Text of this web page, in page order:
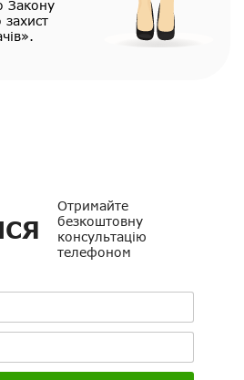
Закону
Отримайте
безкоштовну
консультацію
телефоном